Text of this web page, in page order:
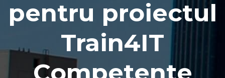
pentru proiectul
Train4IT